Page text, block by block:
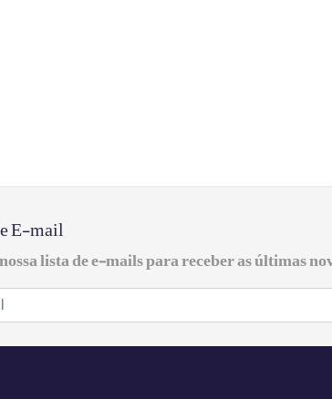
E-mail
lista de e-mails para receber as últimas